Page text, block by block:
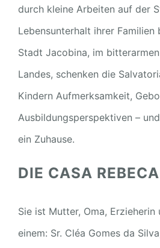
durch kleine Arbeiten auf der
Lebensunterhalt ihrer Familien
Stadt Jacobina, im
Landes, schenken die
Kindern Aufmerksamkeit,
Ausbildungsperspektiven –
ein Zuhause.
DIE CASA REBECA
Sie ist Mutter, Oma,
einem: Sr. Cléa Gomes da